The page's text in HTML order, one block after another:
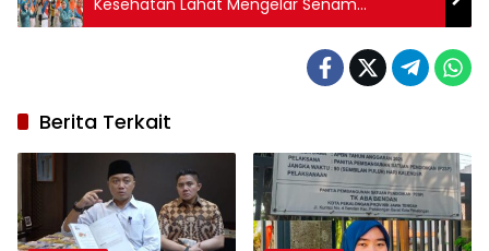
Kebugaran Dan Cek Kesehatan Gratis Para
Berita Terkait